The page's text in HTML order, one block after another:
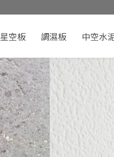
星空板 調濕板 中空水